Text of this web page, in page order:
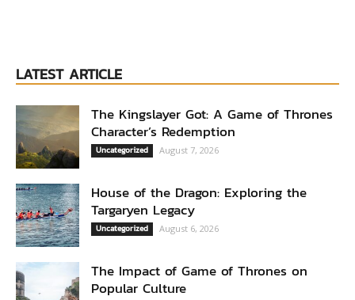
LATEST ARTICLE
The Kingslayer Got: A Game of Thrones
Character’s Redemption
Uncategorized August 7, 2026
House of the Dragon: Exploring the
Targaryen Legacy
Uncategorized August 6, 2026
The Impact of Game of Thrones on
Popular Culture